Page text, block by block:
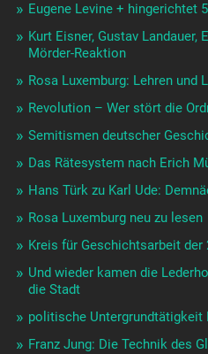
Eugene Levine + hingerichtet
Kurt Eisner, Gustav Landauer,
Mörder-Reaktion
Rosa Luxemburg: Lehren und
Revolution – Wer stört die
Semitismen deutscher
Das Rätesystem nach Erich
Hans Türk zu Karl Ude:
Rosa Luxemburg neu zu lesen
Kreis für Geschichtsarbeit der
Und wieder kamen die
die Stadt
politische Untergrundtätigkeit
Franz Jung: Die Technik des